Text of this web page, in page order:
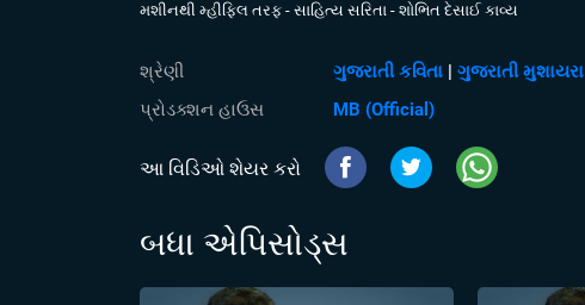
મશીનથી મ્હીફિલ તરફ - સાહિત્ય સરિતા - શોભિત દેસાઈ કાવ્ય
શ્રેણી ગુજરાતી કવિતા | ગુજરાતી મુશાયરા
પ્રોડક્શન હાઉસ
MB (Official)
આ વિડિઓ શેયર કરો
બધા એપિસોડ્સ